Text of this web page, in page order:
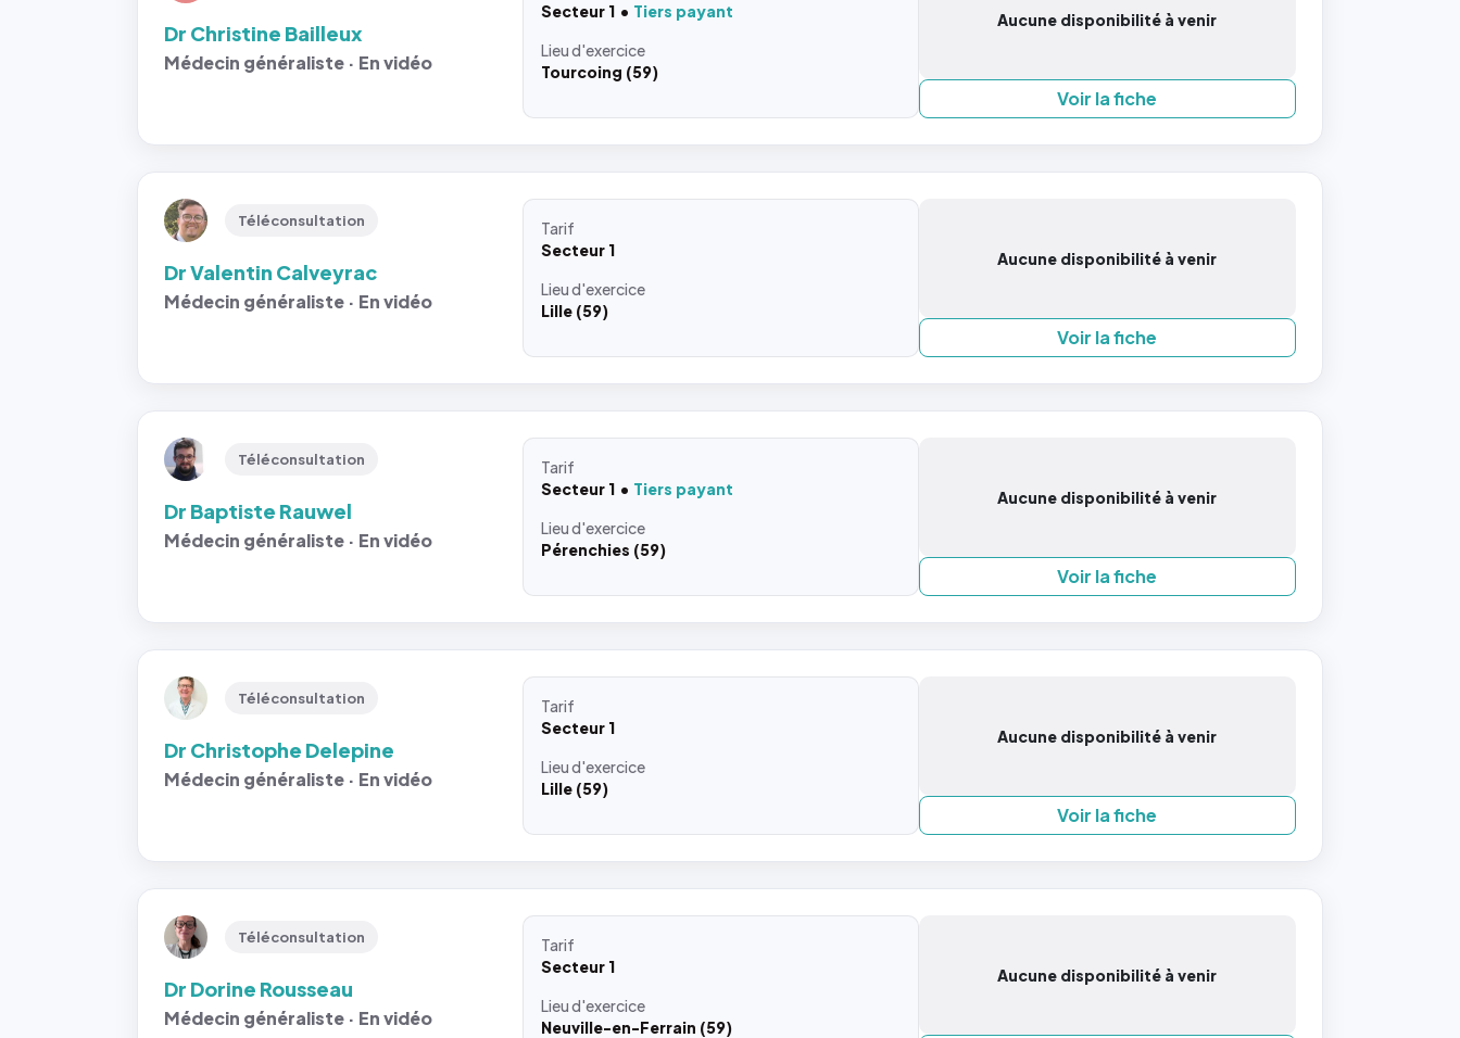
Dr Christine Bailleux
Médecin généraliste · En vidéo
Secteur 1
Tiers payant
Lieud'exercice
Tourcoing (59)
Aucune disponibilité à venir
Voir la fiche
Téléconsultation
Dr Valentin Calveyrac
Médecin généraliste · En vidéo
Tarif
Secteur 1
Lieud'exercice
Lille (59)
Aucune disponibilité à venir
Voir la fiche
Téléconsultation
Dr Baptiste Rauwel
Médecin généraliste · En vidéo
Tarif
Secteur 1
Tiers payant
Lieud'exercice
Pérenchies (59)
Aucune disponibilité à venir
Voir la fiche
Téléconsultation
Dr Christophe Delepine
Médecin généraliste · En vidéo
Tarif
Secteur 1
Lieud'exercice
Lille (59)
Aucune disponibilité à venir
Voir la fiche
Téléconsultation
Dr Dorine Rousseau
Médecin généraliste · En vidéo
Tarif
Secteur 1
Lieud'exercice
Neuville-en-Ferrain (59)
Aucune disponibilité à venir